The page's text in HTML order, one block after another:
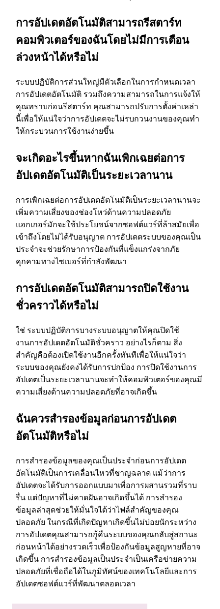
การอัปเดตอัตโนมัติสามารถรีสตาร์ท
คอมพิวเตอร์ของฉันโดยไม่มีการเตือน
ล่วงหน้าได้หรือไม่
ระบบปฏิบัติการส่วนใหญ่มีตัวเลือกในการกําหนดเวลา
การอัปเดตอัตโนมัติ รวมถึงความสามารถในการแจ้งให้
คุณทราบก่อนรีสตาร์ท คุณสามารถปรับการตั้งค่าเหล่า
นี้เพื่อให้แน่ใจว่าการอัปเดตจะไม่รบกวนงานของคุณทํา
ให้กระบวนการใช้งานง่ายขึ้น
จะเกิดอะไรขึ้นหากฉันเพิกเฉยต่อการ
อัปเดตอัตโนมัติเป็นระยะเวลานาน
การเพิกเฉยต่อการอัปเดตอัตโนมัติเป็นระยะเวลานานจะ
เพิ่มความเสี่ยงของช่องโหว่ด้านความปลอดภัย
แฮกเกอร์มักจะใช้ประโยชน์จากซอฟต์แวร์ที่ล้าสมัยเพื่อ
เข้าถึงโดยไม่ได้รับอนุญาต การอัปเดตระบบของคุณเป็น
ประจําจะช่วยรักษาการป้องกันที่แข็งแกร่งจากภัย
คุกคามทางไซเบอร์ที่กําลังพัฒนา
การอัปเดตอัตโนมัติสามารถปิดใช้งาน
ชั่วคราวได้หรือไม่
ใช่ ระบบปฏิบัติการบางระบบอนุญาตให้คุณปิดใช้
งานการอัปเดตอัตโนมัติชั่วคราว อย่างไรก็ตาม สิ่ง
สําคัญคือต้องเปิดใช้งานอีกครั้งทันทีเพื่อให้แน่ใจว่า
ระบบของคุณยังคงได้รับการปกป้อง การปิดใช้งานการ
อัปเดตเป็นระยะเวลานานจะทําให้คอมพิวเตอร์ของคุณมี
ความเสี่ยงด้านความปลอดภัยที่อาจเกิดขึ้น
ฉันควรสํารองข้อมูลก่อนการอัปเดต
อัตโนมัติหรือไม่
การสํารองข้อมูลของคุณเป็นประจําก่อนการอัปเดต
อัตโนมัติเป็นการเคลื่อนไหวที่ชาญฉลาด แม้ว่าการ
อัปเดตจะได้รับการออกแบบมาเพื่อการผสานรวมที่ราบ
รื่น แต่ปัญหาที่ไม่คาดฝันอาจเกิดขึ้นได้ การสํารอง
ข้อมูลล่าสุดช่วยให้มั่นใจได้ว่าไฟล์สําคัญของคุณ
ปลอดภัย ในกรณีที่เกิดปัญหาเกิดขึ้นไม่บ่อยนักระหว่าง
การอัปเดตคุณสามารถกู้คืนระบบของคุณกลับสู่สถานะ
ก่อนหน้าได้อย่างรวดเร็วเพื่อป้องกันข้อมูลสูญหายที่อาจ
เกิดขึ้น การสํารองข้อมูลเป็นประจําเป็นเครือข่ายความ
ปลอดภัยที่เชื่อถือได้ในภูมิทัศน์ของเทคโนโลยีและการ
อัปเดตซอฟต์แวร์ที่พัฒนาตลอดเวลา